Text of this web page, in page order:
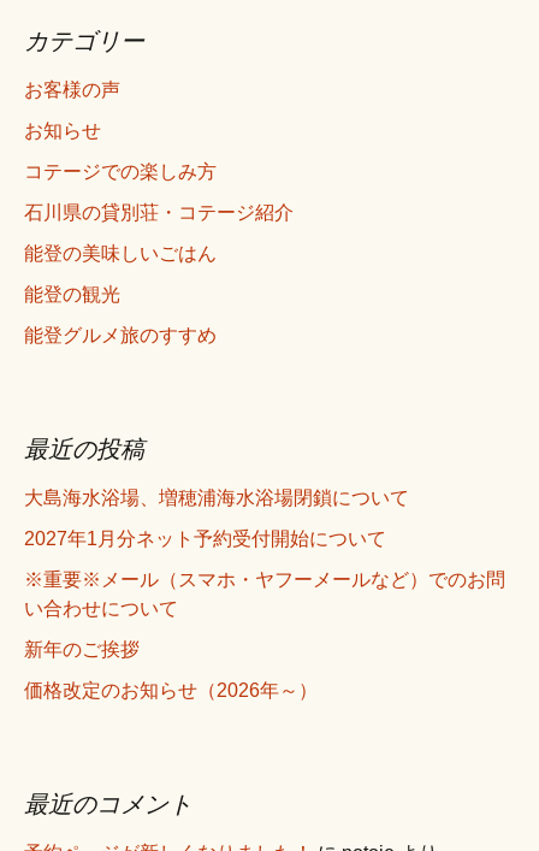
カテゴリー
お客様の声
お知らせ
コテージでの楽しみ方
石川県の貸別荘・コテージ紹介
能登の美味しいごはん
能登の観光
能登グルメ旅のすすめ
最近の投稿
大島海水浴場、増穂浦海水浴場閉鎖について
2027年1月分ネット予約受付開始について
※重要※メール（スマホ・ヤフーメールなど）でのお問
い合わせについて
新年のご挨拶
価格改定のお知らせ（2026年～）
最近のコメント